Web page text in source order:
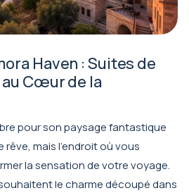
Haven : Suites de
Cœur de la
pour son paysage fantastique
rêve, mais l'endroit où vous
la sensation de votre voyage.
le charme découpé dans